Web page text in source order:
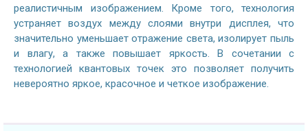
реалистичным изображением. Кроме того, технология
устраняет воздух между слоями внутри дисплея, что
значительно уменьшает отражение света, изолирует пыль
и влагу, а также повышает яркость. В сочетании с
технологией квантовых точек это позволяет получить
невероятно яркое, красочное и четкое изображение.